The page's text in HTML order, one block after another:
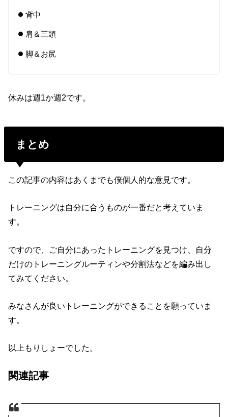
背中
肩＆三頭
脚＆お尻
休みは週1か週2です。
まとめ
この記事の内容はあくまでも僕個人的な意見です。
トレーニングは自分に合うものが一番だと考えていま
す。
ですので、ご自分にあったトレーニングを見つけ、自分
だけのトレーニングルーティンや分割法などを編み出し
てみてください。
みなさんが良いトレーニングができることを願っていま
す。
以上もりしょーでした。
関連記事